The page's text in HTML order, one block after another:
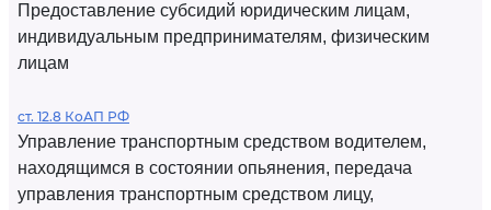
Предоставление субсидий юридическим лицам,
индивидуальным предпринимателям, физическим
лицам
ст. 12.8 КоАП РФ
Управление транспортным средством водителем,
находящимся в состоянии опьянения, передача
управления транспортным средством лицу,